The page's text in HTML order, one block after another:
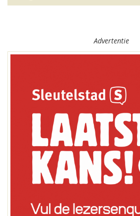
Advertentie